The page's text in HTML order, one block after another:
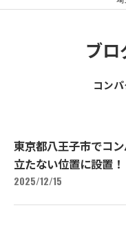
ブ
コン
東京都八王子市でコ
立たない位置に設置！
2025/12/15